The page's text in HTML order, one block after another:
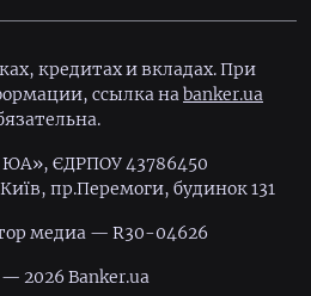
кредитах и вкладах. При
ссылка на banker.ua
ЄДРПОУ 43786450
пр.Перемоги, будинок 131
медиа — R30-04626
2026 Banker.ua